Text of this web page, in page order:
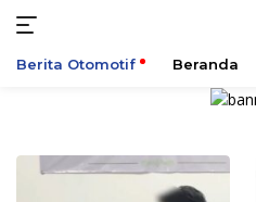
Berita Otomotif Beranda